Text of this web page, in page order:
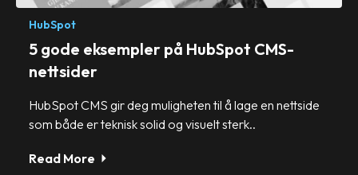
HubSpot
5 gode eksempler på HubSpot CMS-
nettsider
HubSpot CMS gir deg muligheten til å lage en nettside
som både er teknisk solid og visuelt sterk..
Read More